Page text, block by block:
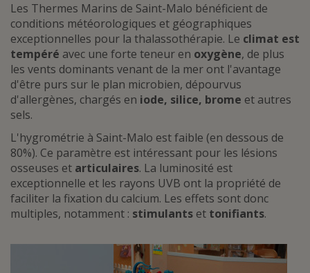
Les Thermes Marins de Saint-Malo bénéficient de
conditions météorologiques et géographiques
exceptionnelles pour la thalassothérapie. Le climat est
tempéré avec une forte teneur en oxygène, de plus
les vents dominants venant de la mer ont l'avantage
d'être purs sur le plan microbien, dépourvus
d'allergènes, chargés en iode, silice, brome et autres
sels.
L'hygrométrie à Saint-Malo est faible (en dessous de
80%). Ce paramètre est intéressant pour les lésions
osseuses et articulaires. La luminosité est
exceptionnelle et les rayons UVB ont la propriété de
faciliter la fixation du calcium. Les effets sont donc
multiples, notamment : stimulants et tonifiants.